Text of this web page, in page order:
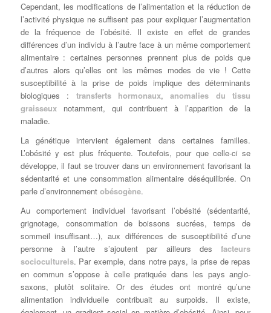
Cependant, les modifications de l’alimentation et la réduction de
l’activité physique ne suffisent pas pour expliquer l’augmentation
de la fréquence de l’obésité. Il existe en effet de grandes
différences d’un individu à l’autre face à un même comportement
alimentaire : certaines personnes prennent plus de poids que
d’autres alors qu’elles ont les mêmes modes de vie ! Cette
susceptibilité à la prise de poids implique des déterminants
biologiques : transferts hormonaux,anomalies du tissu
graisseuxnotamment, qui contribuent à l’apparition de la
maladie.
La génétique intervient également dans certaines familles.
L’obésité y est plus fréquente. Toutefois, pour que celle-ci se
développe, il faut se trouver dans un environnement favorisant la
sédentarité et une consommation alimentaire déséquilibrée. On
parle d’environnement obésogène.
Au comportement individuel favorisant l’obésité (sédentarité,
grignotage, consommation de boissons sucrées, temps de
sommeil insuffisant…), aux différences de susceptibilité d’une
personne à l’autre s’ajoutent par ailleurs desfacteurs
socioculturels. Par exemple, dans notre pays, la prise de repas
en commun s’oppose à celle pratiquée dans les pays anglo-
saxons, plutôt solitaire. Or des études ont montré qu’une
alimentation individuelle contribuait au surpoids. Il existe,